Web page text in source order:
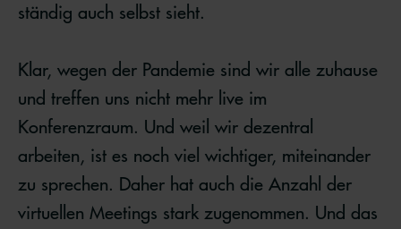
ständig auch selbst sieht.
Klar, wegen der Pandemie sind wir alle zuhause
und treffen uns nicht mehr live im
Konferenzraum. Und weil wir dezentral
arbeiten, ist es noch viel wichtiger, miteinander
zu sprechen. Daher hat auch die Anzahl der
virtuellen Meetings stark zugenommen. Und das